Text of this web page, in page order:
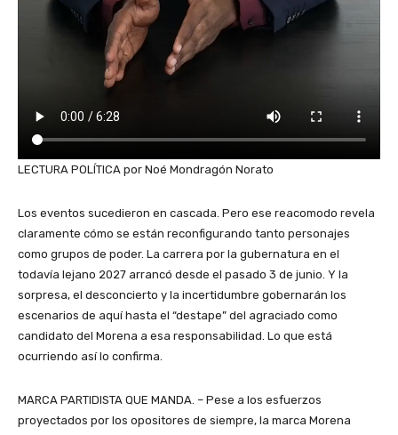
LECTURA POLÍTICA por Noé Mondragón Norato
Los eventos sucedieron en cascada. Pero ese reacomodo revela
claramente cómo se están reconfigurando tanto personajes
como grupos de poder. La carrera por la gubernatura en el
todavía lejano 2027 arrancó desde el pasado 3 de junio. Y la
sorpresa, el desconcierto y la incertidumbre gobernarán los
escenarios de aquí hasta el “destape” del agraciado como
candidato del Morena a esa responsabilidad. Lo que está
ocurriendo así lo confirma.
MARCA PARTIDISTA QUE MANDA. – Pese a los esfuerzos
proyectados por los opositores de siempre, la marca Morena